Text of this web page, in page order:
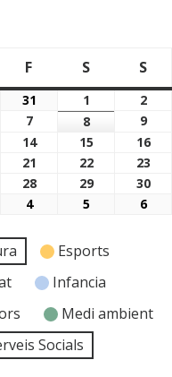
F Divendres
S Dissabte
S
2026
31 31/07/2026
1 01/08/2026
2
2026
7 07/08/2026
808/08/2026
9
2026
1414/08/2026
15 15/08/2026
16
2026
21 21/08/2026
22 22/08/2026
23
2026
28 28/08/2026
29 29/08/2026
30
2026
404/09/2026
5 05/09/2026
606/
Esports
Infancia
Medi ambient
Socials